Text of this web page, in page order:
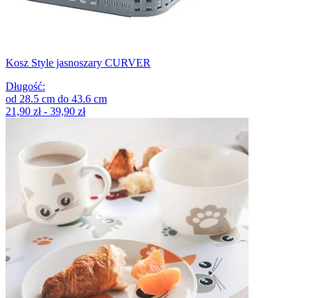
Kosz Style jasnoszary CURVER
Długość:
od 28.5 cm do 43.6 cm
21,90 zł - 39,90 zł